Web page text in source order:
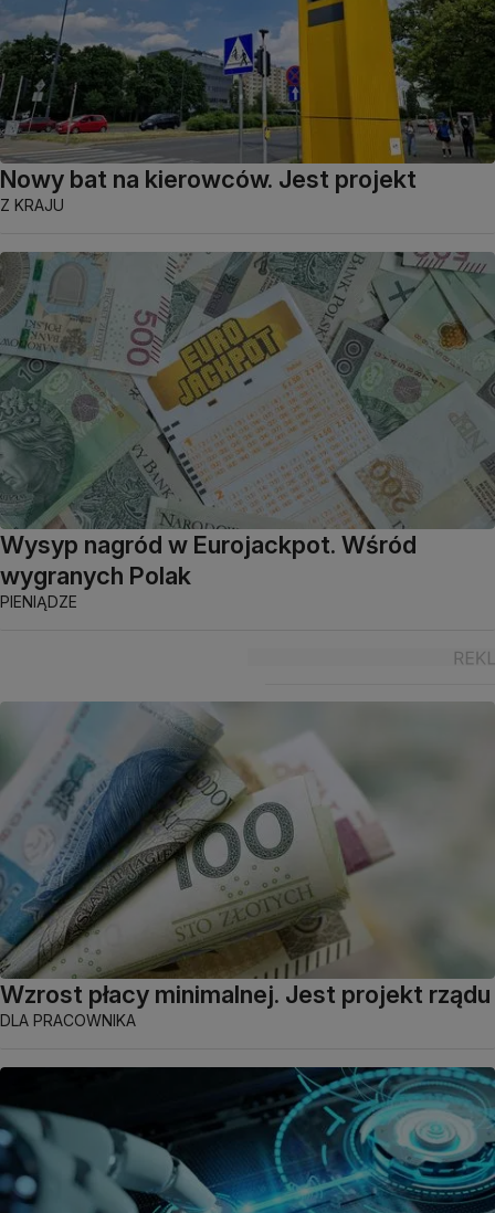
Nowy bat na kierowców. Jest projekt
Z KRAJU
Wysyp nagród w Eurojackpot. Wśród
wygranych Polak
PIENIĄDZE
Wzrost płacy minimalnej. Jest projekt rządu
DLA PRACOWNIKA